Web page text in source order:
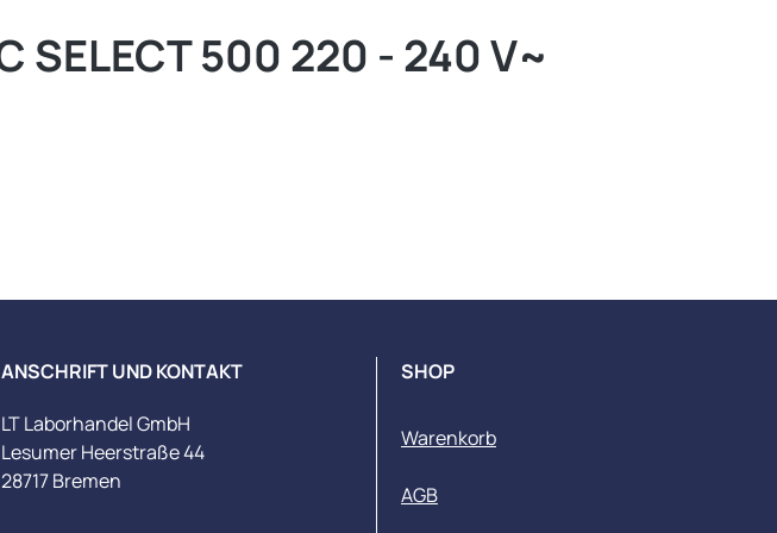
SELECT 500 220 - 240 V~
ANSCHRIFT UND KONTAKT
LT Laborhandel GmbH
Lesumer Heerstraße 44
28717 Bremen
SHOP
Warenkorb
AGB